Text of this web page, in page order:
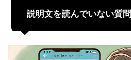
説明文を読んでいない質問